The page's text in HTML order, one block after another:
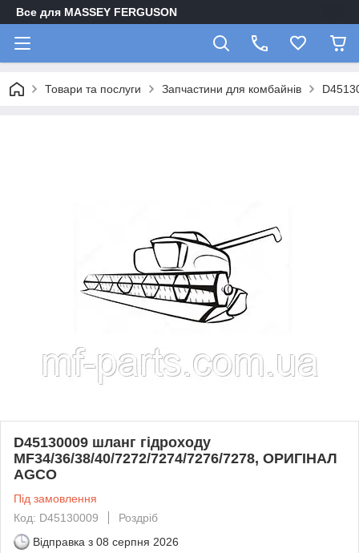
Все для MASSEY FERGUSON
Товари та послуги Запчастини для комбайнів
D45130009 шланг гідроходу
MF34/36/38/40/7272/7274/7276/7278, ОРИГІНАЛ
AGCO
Під замовлення
Код: D45130009
Роздріб
Відправка з 08 серпня 2026